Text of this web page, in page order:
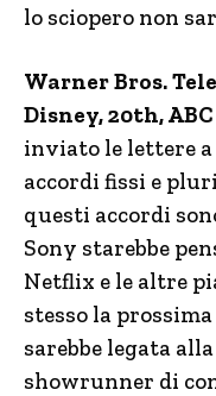
lo sciopero non
Warner Bros.
Disney, 20th,
inviato le lettere
accordi fissi e
questi accordi
Sony starebbe
Netflix e le altre
stesso la
sarebbe legata
showrunner di